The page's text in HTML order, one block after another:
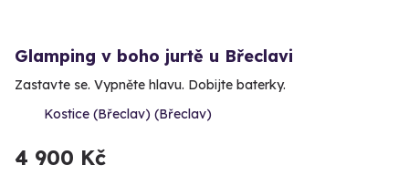
Glamping v boho jurtě u Břeclavi
Zastavte se. Vypněte hlavu. Dobijte baterky.
Kostice (Břeclav) (Břeclav)
4 900 Kč